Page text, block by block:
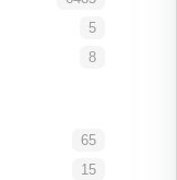
5
8
65
15